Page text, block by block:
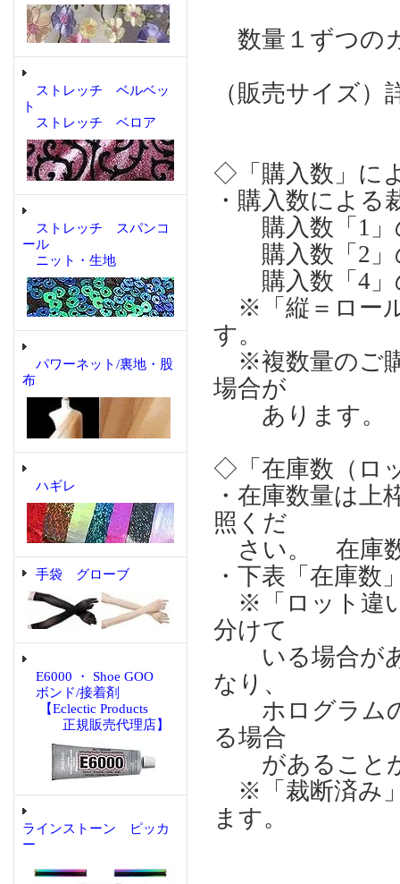
ストレッチ ベルベッ
ト
ストレッチ ベロア
ストレッチ スパンコ
ール
ニット・生地
パワーネット/裏地・股
布
ハギレ
手袋 グローブ
E6000 ・ Shoe GOO
ボンド/接着剤
【Eclectic Products
正規販売代理店】
ラインストーン ピッカ
ー
数量１ずつの
（販売サイズ
◇「購入数」に
・購入数による
購入数「1」
購入数「2」
購入数「4」
※「縦＝ロー
す。
※複数量のご
場合が
あります。
◇「在庫数（ロ
・在庫数量は上
照くだ
さい。 在庫数
・下表「在庫
※「ロット違
分けて
いる場合があ
なり、
ホログラムの
る場合
があること
※「裁断済み
ます。